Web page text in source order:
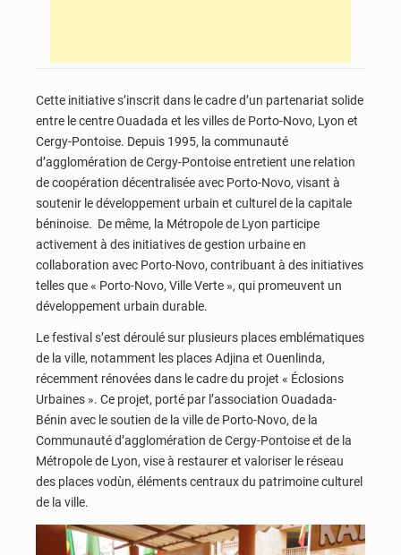
Cette initiative s’inscrit dans le cadre d’un partenariat solide
entre le centre Ouadada et les villes de Porto-Novo, Lyon et
Cergy-Pontoise. Depuis 1995, la communauté
d’agglomération de Cergy-Pontoise entretient une relation
de coopération décentralisée avec Porto-Novo, visant à
soutenir le développement urbain et culturel de la capitale
béninoise. De même, la Métropole de Lyon participe
activement à des initiatives de gestion urbaine en
collaboration avec Porto-Novo, contribuant à des initiatives
telles que « Porto-Novo, Ville Verte », qui promeuvent un
développement urbain durable.
Le festival s’est déroulé sur plusieurs places emblématiques
de la ville, notamment les places Adjina et Ouenlinda,
récemment rénovées dans le cadre du projet « Éclosions
Urbaines ». Ce projet, porté par l’association Ouadada-
Bénin avec le soutien de la ville de Porto-Novo, de la
Communauté d’agglomération de Cergy-Pontoise et de la
Métropole de Lyon, vise à restaurer et valoriser le réseau
des places vodùn, éléments centraux du patrimoine culturel
de la ville.